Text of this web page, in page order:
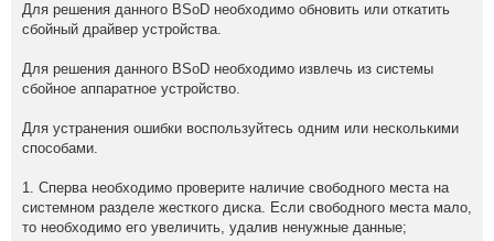
Для решения данного BSoD необходимо обновить или откатить
сбойный драйвер устройства.
Для решения данного BSoD необходимо извлечь из системы
сбойное аппаратное устройство.
Для устранения ошибки воспользуйтесь одним или несколькими
способами.
1. Сперва необходимо проверите наличие свободного места на
системном разделе жесткого диска. Если свободного места мало,
то необходимо его увеличить, удалив ненужные данные;